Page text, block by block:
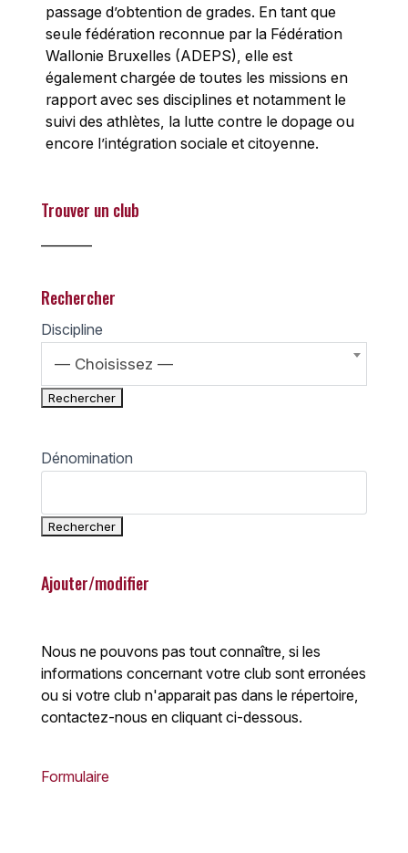
passage d’obtention de grades. En tant que
seule fédération reconnue par la Fédération
Wallonie Bruxelles (ADEPS), elle est
également chargée de toutes les missions en
rapport avec ses disciplines et notamment le
suivi des athlètes, la lutte contre le dopage ou
encore l’intégration sociale et citoyenne.
Trouver un club
Rechercher
Discipline
— Choisissez —
Dénomination
Ajouter/modifier
Nous ne pouvons pas tout connaître, si les
informations concernant votre club sont erronées
ou si votre club n'apparait pas dans le répertoire,
contactez-nous en cliquant ci-dessous.
Formulaire